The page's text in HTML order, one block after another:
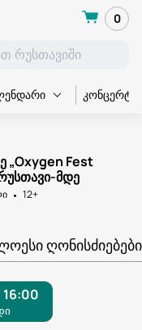
0
კონცერტი
„Oxygen Fest
მდე
12+
ᲦᲝᲜᲘᲡᲫᲘᲔᲑᲔᲑᲘ